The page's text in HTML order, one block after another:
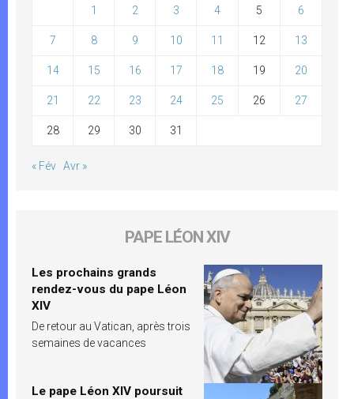
1 2 3 4 5 6
7 8 9 10 11 12 13
14 15 16 17 18 19 20
21 22 23 24 25 26 27
28 29 30 31
« Fév Avr »
PAPE LÉON XIV
Les prochains grands
rendez-vous du pape Léon
XIV
De retour au Vatican, après trois
semaines de vacances
Le pape Léon XIV poursuit